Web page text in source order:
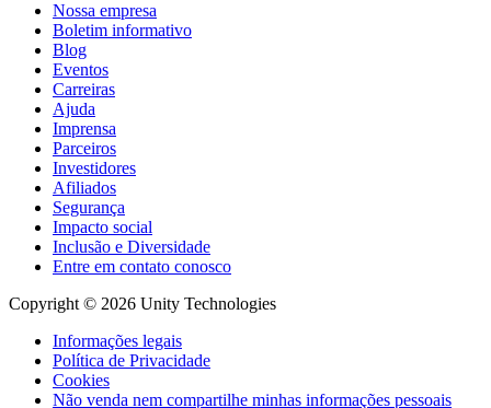
Nossa empresa
Boletim informativo
Blog
Eventos
Carreiras
Ajuda
Imprensa
Parceiros
Investidores
Afiliados
Segurança
Impacto social
Inclusão e Diversidade
Entre em contato conosco
Copyright © 2026 Unity Technologies
Informações legais
Política de Privacidade
Cookies
Não venda nem compartilhe minhas informações pessoais